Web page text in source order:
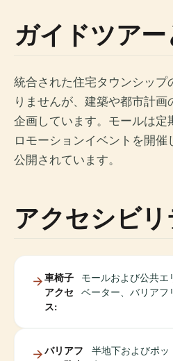
ガイドツア
統合された住宅タウンシップ
りませんが、建築や都市計
企画しています。モールは定
ロモーションイベントを開
公開されています。
アクセシビ
車椅子
アクセ
ス:
モールおよび公共エ
ベーター、バリアフ
バリアフ
半地下およびポッ